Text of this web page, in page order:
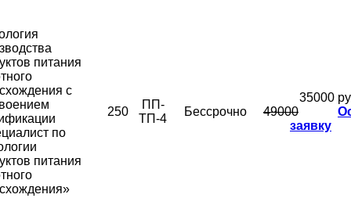
питания
с
по
питания
250
ПП-
ТП-4
Бессрочно
35000
49000
заявку